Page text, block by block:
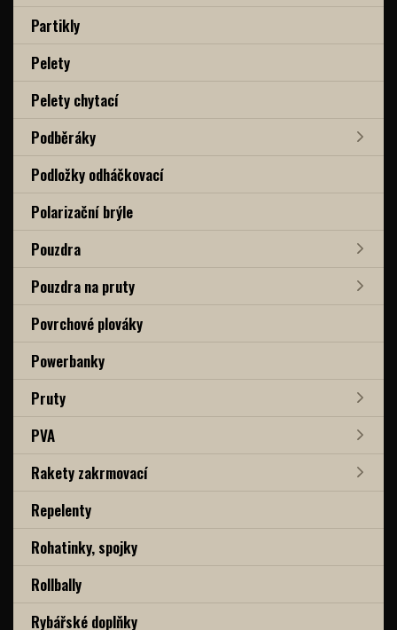
Partikly
Pelety
Pelety chytací
Podběráky
Podložky odháčkovací
Polarizační brýle
Pouzdra
Pouzdra na pruty
Povrchové plováky
Powerbanky
Pruty
PVA
Rakety zakrmovací
Repelenty
Rohatinky, spojky
Rollbally
Rybářské doplňky